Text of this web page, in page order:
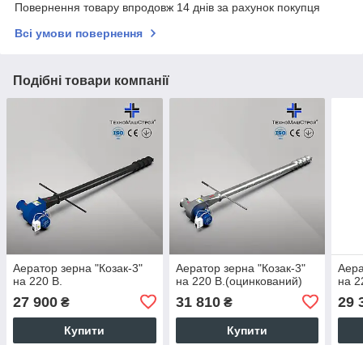
Повернення товару впродовж 14 днів за рахунок покупця
Всі умови повернення
Подібні товари компанії
Аератор зерна "Козак-3"
на 220 В.
27 900 ₴
Купити
Аератор зерна "Козак-3"
на 220 В.(оцинкований)
31 810₴
Купити
на
29